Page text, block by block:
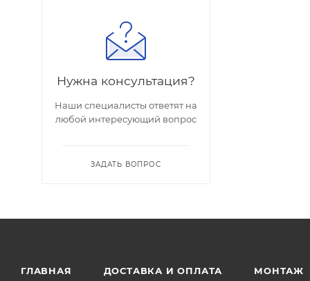
Нужна консультация?
Наши специалисты ответят на
любой интересующий вопрос
ЗАДАТЬ ВОПРОС
ГЛАВНАЯ ДОСТАВКА И ОПЛАТА МОНТАЖ